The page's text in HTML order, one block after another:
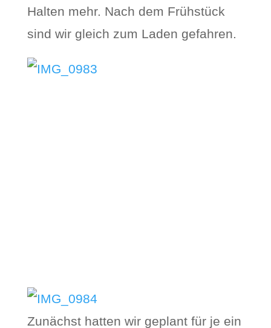
Halten mehr. Nach dem Frühstück
sind wir gleich zum Laden gefahren.
Zunächst hatten wir geplant für je ein